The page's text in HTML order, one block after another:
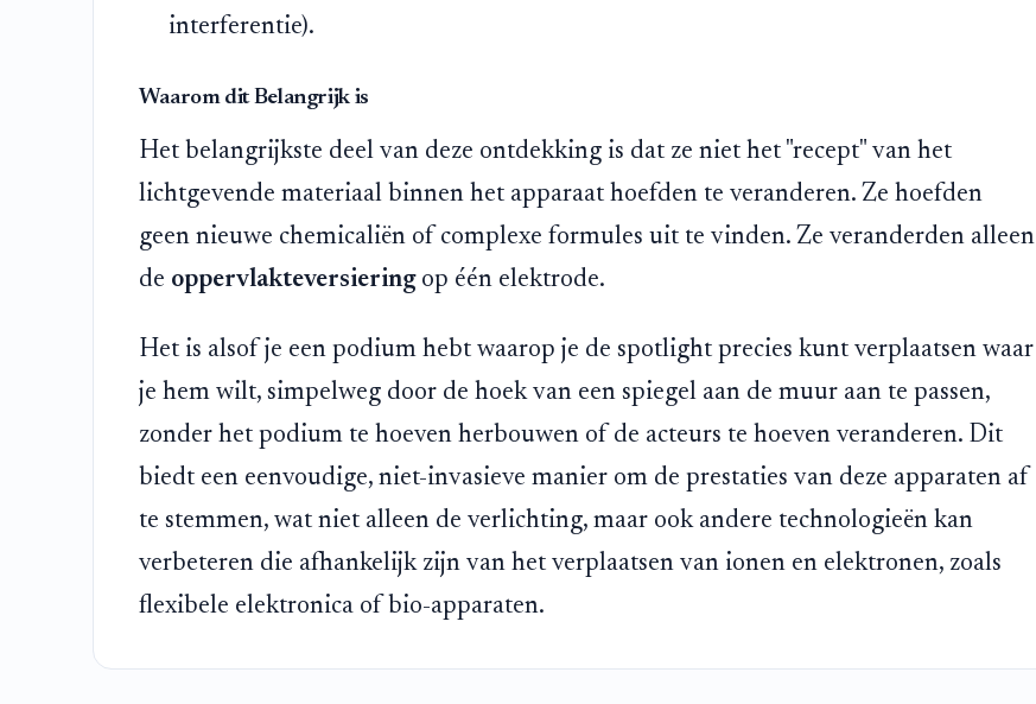
interferentie).
Waarom dit Belangrijk is
Het belangrijkste deel van deze ontdekking is dat ze niet het "recept" van het
lichtgevende materiaal binnen het apparaat hoefden te veranderen. Ze hoefden
geen nieuwe chemicaliën of complexe formules uit te vinden. Ze veranderden alleen
de oppervlakteversieringop één elektrode.
Het is alsof je een podium hebt waarop je de spotlight precies kunt verplaatsen waar
je hem wilt, simpelweg door de hoek van een spiegel aan de muur aan te passen,
zonder het podium te hoeven herbouwen of de acteurs te hoeven veranderen. Dit
biedt een eenvoudige, niet-invasieve manier om de prestaties van deze apparaten af
te stemmen, wat niet alleen de verlichting, maar ook andere technologieën kan
verbeteren die afhankelijk zijn van het verplaatsen van ionen en elektronen, zoals
flexibele elektronica of bio-apparaten.